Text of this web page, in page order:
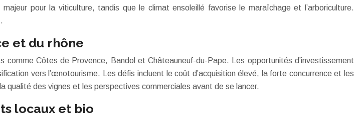
pour la viticulture, tandis que le climat ensoleillé favorise le maraîchage et l’arboriculture.
et du rhône
comme Côtes de Provence, Bandol et Châteauneuf-du-Pape. Les opportunités d’investissement
vers l’œnotourisme. Les défis incluent le coût d’acquisition élevé, la forte concurrence et les
qualité des vignes et les perspectives commerciales avant de se lancer.
locaux et bio